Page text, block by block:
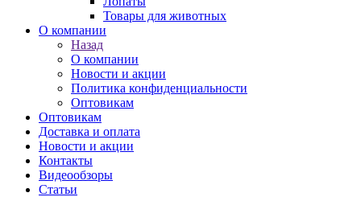
Товары для животных
О компании
Назад
О компании
Новости и акции
Политика конфиденциальности
Оптовикам
Оптовикам
Доставка и оплата
Новости и акции
Контакты
Видеообзоры
Статьи